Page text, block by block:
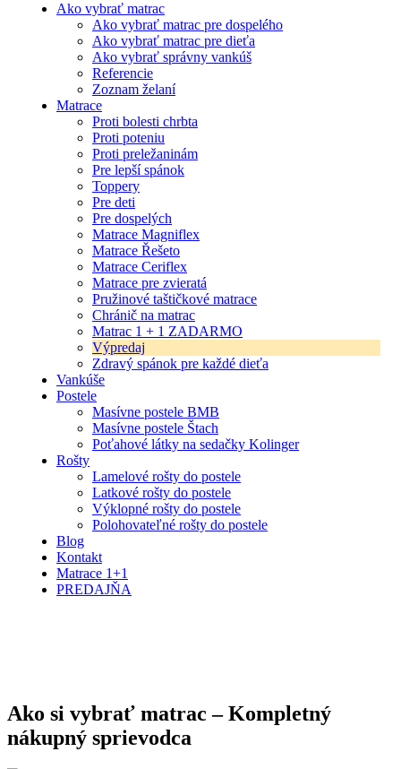
Ako vybrať matrac
Ako vybrať matrac pre dospelého
Ako vybrať matrac pre dieťa
Ako vybrať správny vankúš
Referencie
Zoznam želaní
Matrace
Proti bolesti chrbta
Proti poteniu
Proti preležaninám
Pre lepší spánok
Toppery
Pre deti
Pre dospelých
Matrace Magniflex
Matrace Řešeto
Matrace Ceriflex
Matrace pre zvieratá
Pružinové taštičkové matrace
Chránič na matrac
Matrac 1 + 1 ZADARMO
Výpredaj
Zdravý spánok pre každé dieťa
Vankúše
Postele
Masívne postele BMB
Masívne postele Štach
Poťahové látky na sedačky Kolinger
Rošty
Lamelové rošty do postele
Latkové rošty do postele
Výklopné rošty do postele
Polohovateľné rošty do postele
Blog
Kontakt
Matrace 1+1
PREDAJŇA
Ako si vybrať matrac – Kompletný
nákupný sprievodca